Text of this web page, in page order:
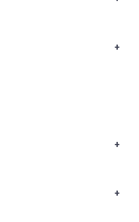
+
+
+